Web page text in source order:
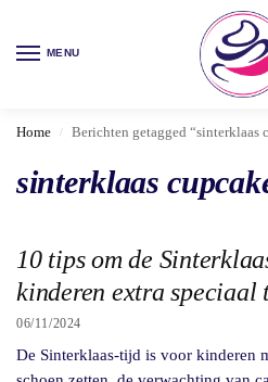
MENU
Home / Berichten getagged “sinterklaas
sinterklaas
10 tips om de
kinderen extra speciaal
06/11/2024
De Sinterklaas-tijd is voor kinderen